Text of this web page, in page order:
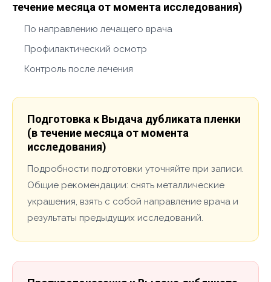
течение месяца от момента исследования)
По направлению лечащего врача
Профилактический осмотр
Контроль после лечения
Подготовка к Выдача дубликата пленки
(в течение месяца от момента
исследования)
Подробности подготовки уточняйте при записи.
Общие рекомендации: снять металлические
украшения, взять с собой направление врача и
результаты предыдущих исследований.